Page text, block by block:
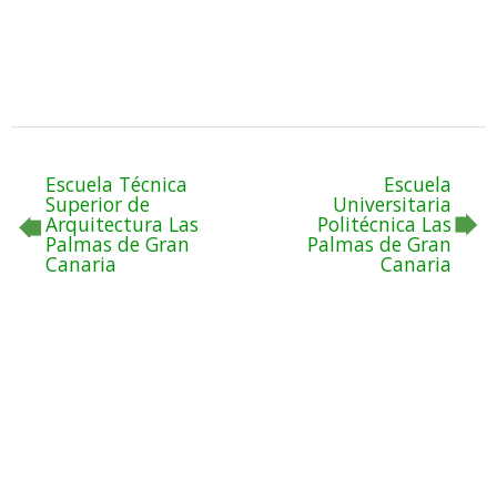
Escuela Técnica
Superior de
Arquitectura Las
Palmas de Gran
Canaria
Escuela
Universitaria
Politécnica Las
Palmas de Gran
Canaria